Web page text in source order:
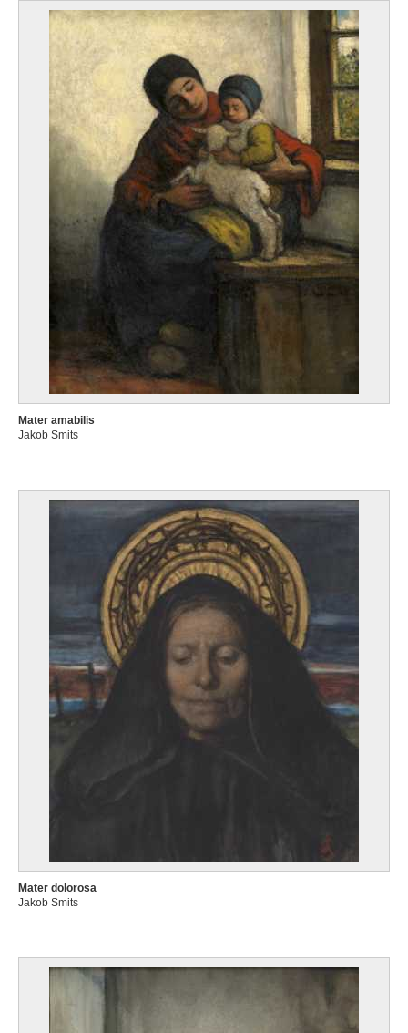
Mater amabilis
Jakob Smits
Mater dolorosa
Jakob Smits